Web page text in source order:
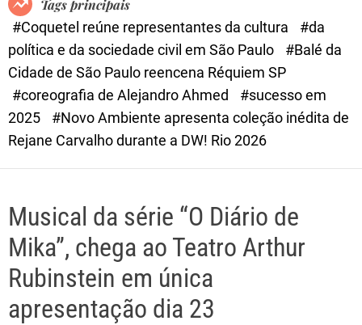
e
Tags principais
#Coquetel reúne representantes da cultura
#da
política e da sociedade civil em São Paulo
#Balé da
Cidade de São Paulo reencena Réquiem SP
#coreografia de Alejandro Ahmed
#sucesso em
2025
#Novo Ambiente apresenta coleção inédita de
Rejane Carvalho durante a DW! Rio 2026
Musical da série “O Diário de
Mika”, chega ao Teatro Arthur
Rubinstein em única
apresentação dia 23